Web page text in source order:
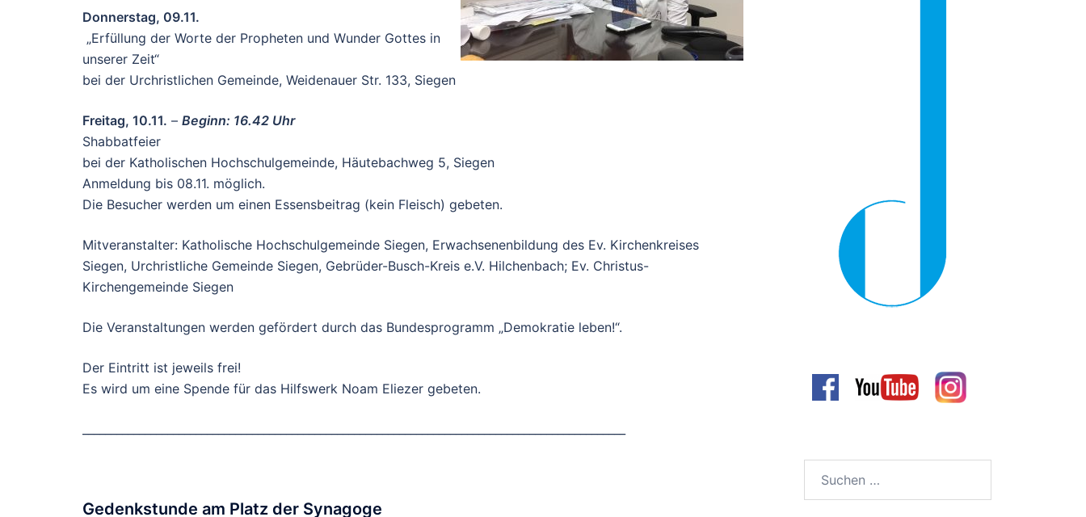
Donnerstag, 09.11.
„Erfüllung der Worte der Propheten und Wunder Gottes in
unserer Zeit“
bei der Urchristlichen Gemeinde, Weidenauer Str. 133, Siegen
Freitag, 10.11. – Beginn: 16.42 Uhr
Shabbatfeier
bei der Katholischen Hochschulgemeinde, Häutebachweg 5, Siegen
Anmeldung bis 08.11. möglich.
Die Besucher werden um einen Essensbeitrag (kein Fleisch) gebeten.
Mitveranstalter: Katholische Hochschulgemeinde Siegen, Erwachsenenbildung des Ev. Kirchenkreises
Siegen, Urchristliche Gemeinde Siegen, Gebrüder-Busch-Kreis e.V. Hilchenbach; Ev. Christus-
Kirchengemeinde Siegen
Die Veranstaltungen werden gefördert durch das Bundesprogramm „Demokratie leben!“.
Der Eintritt ist jeweils frei!
Es wird um eine Spende für das Hilfswerk Noam Eliezer gebeten.
Gedenkstunde am Platz der Synagoge